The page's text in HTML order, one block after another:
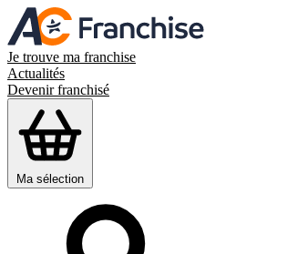
Je trouve ma franchise
Actualités
Devenir franchisé
Ma sélection